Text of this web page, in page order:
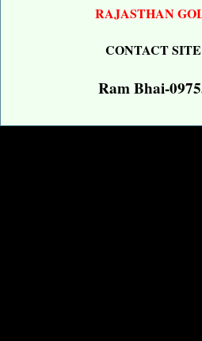
RAJASTHAN
CONTACT
Ram Bhai-